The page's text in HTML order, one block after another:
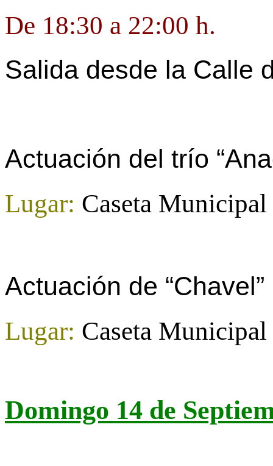
De 18:30 a 22:00 h.
Salida desde la Calle
Actuación del trío
Lugar: Caseta
Actuación de
Lugar: Caseta Municipal
Domingo 14 de